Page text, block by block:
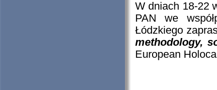
W dniach 18-22
PAN we
Łódzkiego
methodology,
European